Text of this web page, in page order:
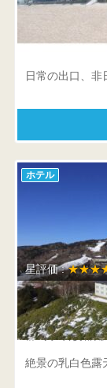
佐賀県 唐津市東
日常の出口、
ホテル
星評価 :
万座ホテ
群馬県 吾妻郡
絶景の乳白色